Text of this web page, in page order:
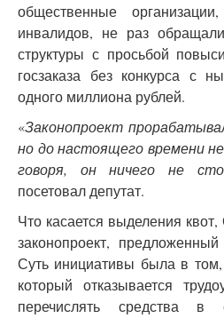
общественные
инвалидов, не раз
структуры с просьбой
госзаказа без конкурса с
одного миллиона рублей.
«Законопроект
но до настоящего времени
говоря, он ничего не
посетовал депутат.
Что касается выделения
законопроект,
Суть инициативы была в том,
который отказывается
перечислять средства в